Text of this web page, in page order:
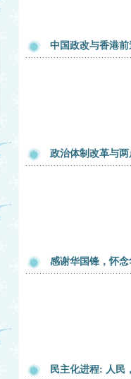
中国政改与香港前
政治体制改革与
感谢华国锋，怀
民主化进程: 人民